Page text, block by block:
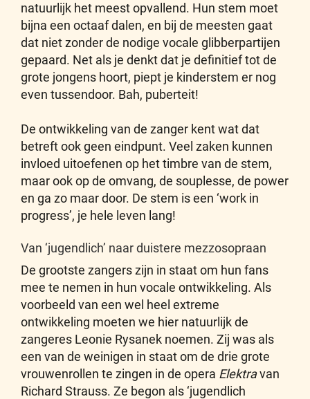
natuurlijk het meest opvallend. Hun stem moet
bijna een octaaf dalen, en bij de meesten gaat
dat niet zonder de nodige vocale glibberpartijen
gepaard. Net als je denkt dat je definitief tot de
grote jongens hoort, piept je kinderstem er nog
even tussendoor. Bah, puberteit!
De ontwikkeling van de zanger kent wat dat
betreft ook geen eindpunt. Veel zaken kunnen
invloed uitoefenen op het timbre van de stem,
maar ook op de omvang, de souplesse, de power
en ga zo maar door. De stem is een ‘work in
progress’, je hele leven lang!
Van ‘jugendlich’ naar duistere mezzosopraan
De grootste zangers zijn in staat om hun fans
mee te nemen in hun vocale ontwikkeling. Als
voorbeeld van een wel heel extreme
ontwikkeling moeten we hier natuurlijk de
zangeres Leonie Rysanek noemen. Zij was als
een van de weinigen in staat om de drie grote
vrouwenrollen te zingen in de opera Elektravan
Richard Strauss. Ze begon als ‘jugendlich